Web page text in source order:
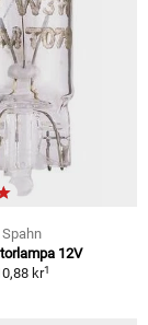
Spahn
12V
kr1